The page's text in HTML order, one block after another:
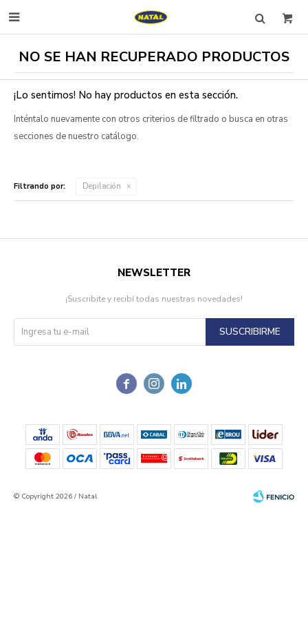

NO SE HAN RECUPERADO PRODUCTOS
¡Lo sentimos! No hay productos en esta sección.
Inténtalo nuevamente con otros criterios de filtrado o busca en otras
secciones de nuestro catálogo.
Filtrando por: Depilación
  
NEWSLETTER
¡Suscribite y recibí todas nuestras novedades!
SUSCRIBIRME
© Copyright 2026 / Natal